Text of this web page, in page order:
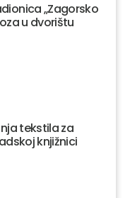
„Zagorsko
u dvorištu
tekstila za
knjižnici